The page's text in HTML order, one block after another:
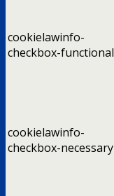
cookielawinfo-
checkbox-functional
cookielawinfo-
checkbox-necessary